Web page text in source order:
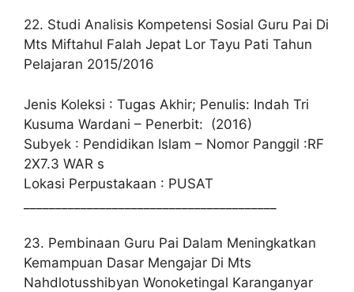
22. Studi Analisis Kompetensi Sosial Guru Pai Di
Mts Miftahul Falah Jepat Lor Tayu Pati Tahun
Pelajaran 2015/2016
Jenis Koleksi : Tugas Akhir; Penulis: Indah Tri
Kusuma Wardani – Penerbit: (2016)
Subyek : Pendidikan Islam – Nomor Panggil :RF
2X7.3 WAR s
Lokasi Perpustakaan : PUSAT
23. Pembinaan Guru Pai Dalam Meningkatkan
Kemampuan Dasar Mengajar Di Mts
Nahdlotusshibyan Wonoketingal Karanganyar